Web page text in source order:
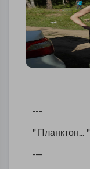
---
" Планктон... "
-—